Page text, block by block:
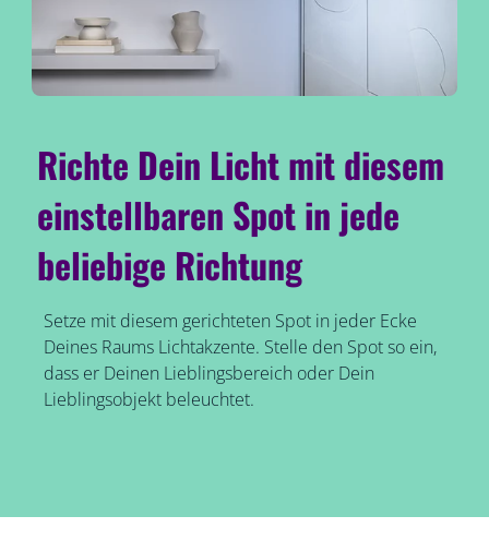
Richte Dein Licht mit diesem
einstellbaren Spot in jede
beliebige Richtung
Setze mit diesem gerichteten Spot in jeder Ecke
Deines Raums Lichtakzente. Stelle den Spot so ein,
dass er Deinen Lieblingsbereich oder Dein
Lieblingsobjekt beleuchtet.